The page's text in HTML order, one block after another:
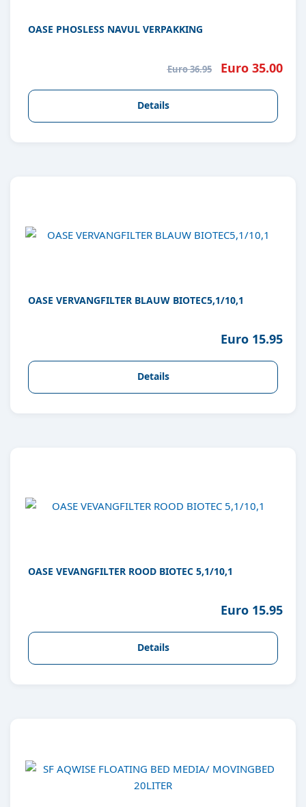
OASE PHOSLESS NAVUL VERPAKKING
Euro 36.95 Euro 35.00
Details
OASE VERVANGFILTER BLAUW BIOTEC5,1/10,1
Euro 15.95
Details
OASE VEVANGFILTER ROOD BIOTEC 5,1/10,1
Euro 15.95
Details